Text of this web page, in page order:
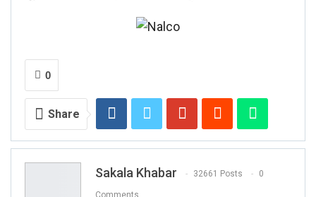
0
Share
Sakala Khabar 32661 Posts 0